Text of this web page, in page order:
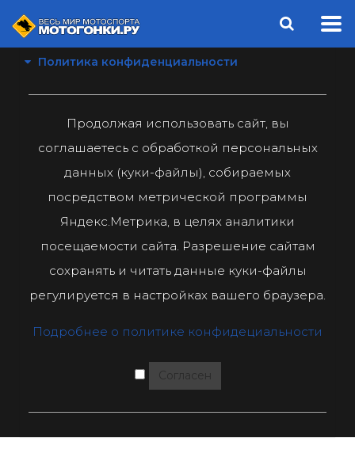
Политика конфиденциальности
Продолжая использовать сайт, вы
соглашаетесь с обработкой персональных
данных (куки-файлы), собираемых
посредством метрической программы
Яндекс.Метрика, в целях аналитики
посещаемости сайта. Разрешение сайтам
сохранять и читать данные куки-файлы
регулируется в настройках вашего браузера.
Подробнее о политике конфидециальности
Согласен